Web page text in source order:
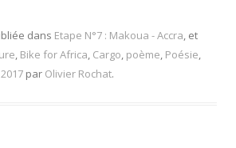
dans Etape N°7 : Makoua - Accra, et
, Bike for Africa, Cargo, poème, Poésie,
par Olivier Rochat.